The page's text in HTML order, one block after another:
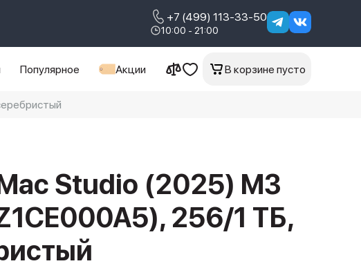
+7 (499) 113-33-50
10:00 - 21:00
Популярное Акции В корзине пусто
Studio (2025) M3
256/1 ТБ,